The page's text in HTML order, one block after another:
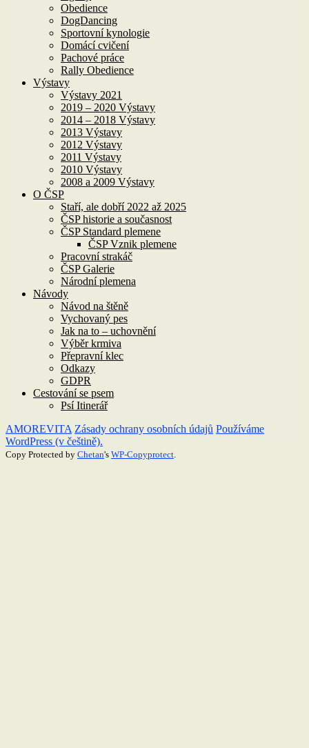
Obedience
DogDancing
Sportovní kynologie
Domácí cvičení
Pachové práce
Rally Obedience
Výstavy
Výstavy 2021
2019 – 2020 Výstavy
2014 – 2018 Výstavy
2013 Výstavy
2012 Výstavy
2011 Výstavy
2010 Výstavy
2008 a 2009 Výstavy
O ČSP
Staří, ale dobří 2022 až 2025
ČSP historie a současnost
ČSP Standard plemene
ČSP Vznik plemene
Pracovní strakáč
ČSP Galerie
Národní plemena
Návody
Návod na štěně
Vychovaný pes
Jak na to – uchovnění
Výběr krmiva
Přepravní klec
Odkazy
GDPR
Cestování se psem
Psí Itinerář
AMOREVITA Zásady ochrany osobních údajů Používáme
WordPress (v češtině).
Copy Protected by Chetan's WP-Copyprotect.